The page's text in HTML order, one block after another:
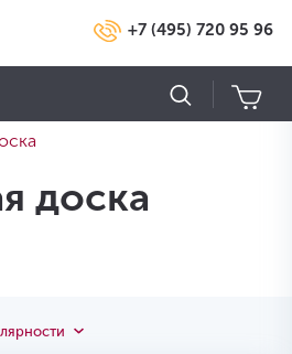
+7 (495) 720 95 96
доска